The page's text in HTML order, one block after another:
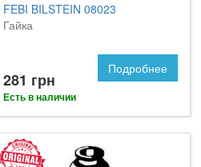
FEBI BILSTEIN 08023
Гайка
281 грн
Есть в наличии
Подробнее